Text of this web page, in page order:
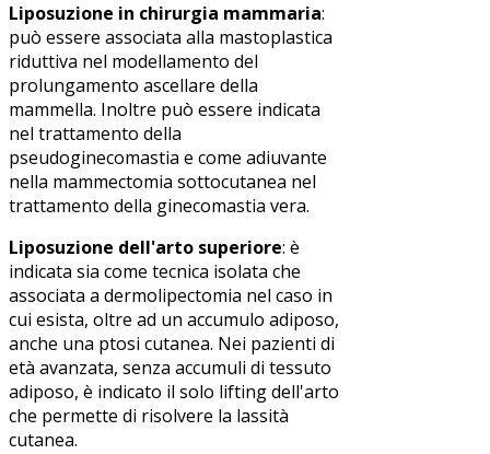
Liposuzione in chirurgia mammaria:
può essere associata alla mastoplastica
riduttiva nel modellamento del
prolungamento ascellare della
mammella. Inoltre può essere indicata
nel trattamento della
pseudoginecomastia e come adiuvante
nella mammectomia sottocutanea nel
trattamento della ginecomastia vera.
Liposuzione dell'arto superiore: è
indicata sia come tecnica isolata che
associata a dermolipectomia nel caso in
cui esista, oltre ad un accumulo adiposo,
anche una ptosi cutanea. Nei pazienti di
età avanzata, senza accumuli di tessuto
adiposo, è indicato il solo lifting dell'arto
che permette di risolvere la lassità
cutanea.